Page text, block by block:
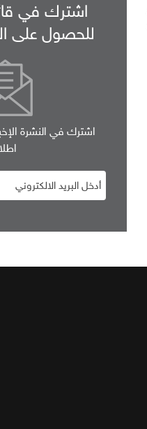
اشترك في
للحصول على
اشترك في النشرة